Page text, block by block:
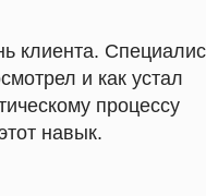
клиента.
и как устал
процессу
навык.